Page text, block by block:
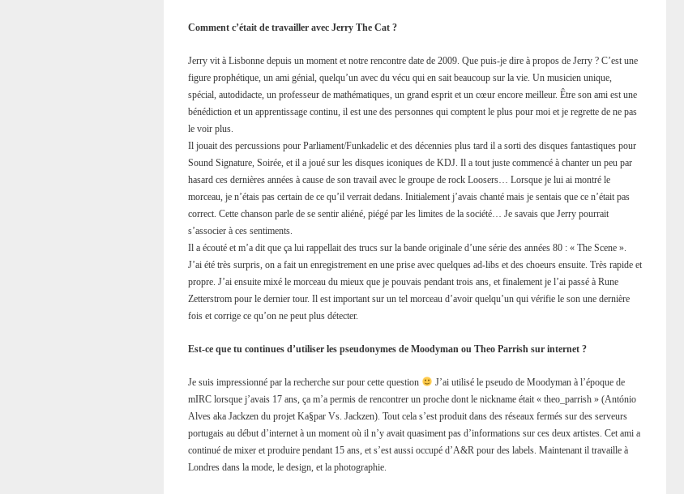
Comment c’était de travailler avec Jerry The Cat ?
Jerry vit à Lisbonne depuis un moment et notre rencontre date de 2009. Que puis-je dire à propos de Jerry ? C’est une
figure prophétique, un ami génial, quelqu’un avec du vécu qui en sait beaucoup sur la vie. Un musicien unique,
spécial, autodidacte, un professeur de mathématiques, un grand esprit et un cœur encore meilleur. Être son ami est une
bénédiction et un apprentissage continu, il est une des personnes qui comptent le plus pour moi et je regrette de ne pas
le voir plus.
Il jouait des percussions pour Parliament/Funkadelic et des décennies plus tard il a sorti des disques fantastiques pour
Sound Signature, Soirée, et il a joué sur les disques iconiques de KDJ. Il a tout juste commencé à chanter un peu par
hasard ces dernières années à cause de son travail avec le groupe de rock Loosers… Lorsque je lui ai montré le
morceau, je n’étais pas certain de ce qu’il verrait dedans. Initialement j’avais chanté mais je sentais que ce n’était pas
correct. Cette chanson parle de se sentir aliéné, piégé par les limites de la société… Je savais que Jerry pourrait
s’associer à ces sentiments.
Il a écouté et m’a dit que ça lui rappellait des trucs sur la bande originale d’une série des années 80 : « The Scene ».
J’ai été très surpris, on a fait un enregistrement en une prise avec quelques ad-libs et des choeurs ensuite. Très rapide et
propre. J’ai ensuite mixé le morceau du mieux que je pouvais pendant trois ans, et finalement je l’ai passé à Rune
Zetterstrom pour le dernier tour. Il est important sur un tel morceau d’avoir quelqu’un qui vérifie le son une dernière
fois et corrige ce qu’on ne peut plus détecter.
Est-ce que tu continues d’utiliser les pseudonymes de Moodyman ou Theo Parrish sur internet ?
Je suis impressionné par la recherche sur pour cette question
J’ai utilisé le pseudo de Moodyman à l’époque de
mIRC lorsque j’avais 17 ans, ça m’a permis de rencontrer un proche dont le nickname était « theo_parrish » (António
Alves aka Jackzen du projet Ka§par Vs. Jackzen). Tout cela s’est produit dans des réseaux fermés sur des serveurs
portugais au début d’internet à un moment où il n’y avait quasiment pas d’informations sur ces deux artistes. Cet ami a
continué de mixer et produire pendant 15 ans, et s’est aussi occupé d’A&R pour des labels. Maintenant il travaille à
Londres dans la mode, le design, et la photographie.